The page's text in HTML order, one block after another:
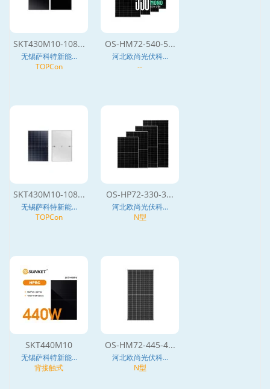
SKT430M10-108...
无锡萨科特新能...
TOPCon
OS-HM72-540-5...
河北欧尚光伏科...
--
SKT430M10-108...
无锡萨科特新能...
TOPCon
OS-HP72-330-3...
河北欧尚光伏科...
N型
SKT440M10
无锡萨科特新能...
背接触式
OS-HM72-445-4...
河北欧尚光伏科...
N型